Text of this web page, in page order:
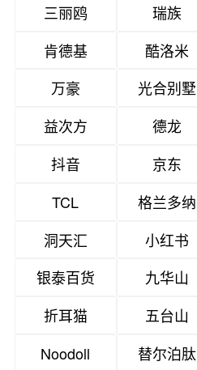
三丽鸥
瑞族
肯德基
酷洛米
万豪
光合别墅
益次方
德龙
抖音
京东
TCL
格兰多纳
洞天汇
小红书
银泰百货
九华山
折耳猫
五台山
Noodoll
替尔泊肽